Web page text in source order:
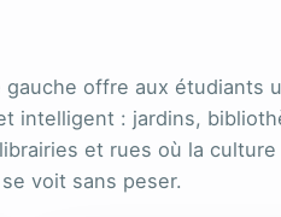
gauche offre aux étudiants
intelligent : jardins,
et rues où la culture
se voit sans peser.